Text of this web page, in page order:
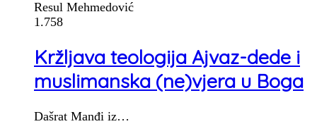
Resul Mehmedović
1.758
Kržljava teologija Ajvaz-dede i
muslimanska (ne)vjera u Boga
Dašrat Manđi iz…